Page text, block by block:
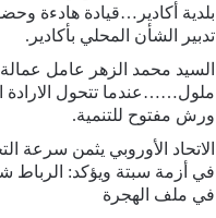
بلدية أكادير…قيادة هادءة
تدبير الشأن المحلي بأكادير.
السيد محمد الزهر عامل
ملول……عندما تتحول الارادة
ورش مفتوح للتنمية.
الاتحاد الأوروبي يثمن سرعة
في أزمة سبتة ويؤكد: الرباط
في ملف الهجرة